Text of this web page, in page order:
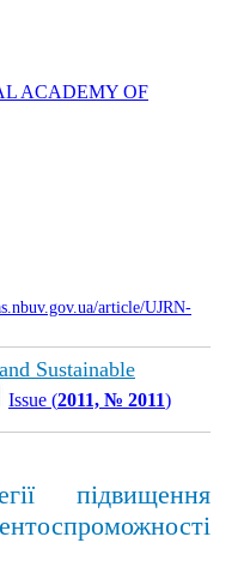
ACADEMY OF
article/UJRN-
Sustainable
Issue (2011, № 2011)
підвищення